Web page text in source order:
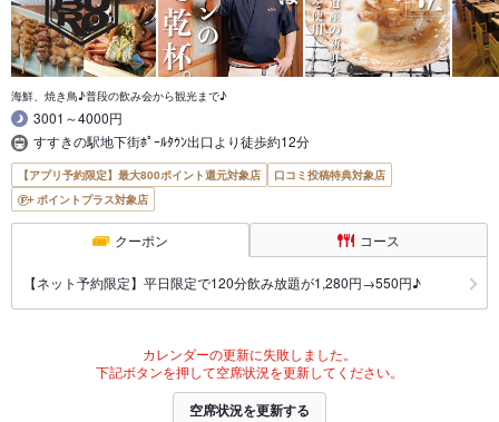
海鮮、焼き鳥♪普段の飲み会から観光まで♪
3001～4000円
すすきの駅地下街ﾎﾟｰﾙﾀｳﾝ出口より徒歩約12分
【アプリ予約限定】最大800ポイント還元対象店
口コミ投稿特典対象店
ポイントプラス対象店
クーポン コース
【ネット予約限定】平日限定で120分飲み放題が1,280円→550円♪
カレンダーの更新に失敗しました。
下記ボタンを押して空席状況を更新してください。
空席状況を更新する